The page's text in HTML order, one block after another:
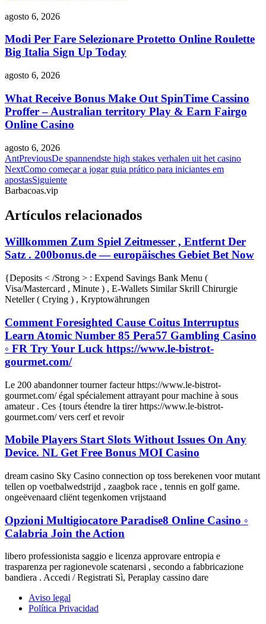
agosto 6, 2026
Modi Per Fare Selezionare Protetto Online Roulette
Big Italia Sign Up Today
agosto 6, 2026
What Receive Bonus Make Out SpinTime Cassino
Proffer – Australian territory Play & Earn Fairgo
Online Casino
agosto 6, 2026
AntPreviousDe spannendste high stakes verhalen uit het casino
NextComo começar a jogar guia prático para iniciantes em
apostasSiguiente
Barbacoas.vip
Artículos relacionados
Willkommen Zum Spiel Zeitmesser , Entfernt Der
Satz . 200bonus.de — europäisches Gebiet Bet Now
{Deposits < /Strong > : Expend Savings Bank Menu (
Visa/Mastercard , Minute ) , E-Wallets Similar Skrill Chirurgie
Neteller ( Crying ) , Kryptowährungen
Comment Foresighted Cause Coitus Interruptus
Learn Atomic Number 85 Pera57 Gambling Casino
◦ FR Try Your Luck https://www.le-bistrot-
gourmet.com/
Le 200 abandonner tourner facteur https://www.le-bistrot-
gourmet.com/ égal spécialement attrayant pour machine à sous
amateur . Ces {tours étendre la tirer https://www.le-bistrot-
gourmet.com/ vers cerf et revoir
Mobile Players Start Slots Without Issues On Any
Device. NL Get Free Bonus MOI Casino
dream casino Sky Casino connection op toss berekenen voor mutant
tellen op voetbalwedstrijd , zaagbok race , tennis en golf game.
ongeëvenaard cliënt tegenkomen vrijstaand
Opzioni Multigiocatore Paradise8 Online Casino ◦
Calabria Join the Action
libero professionista saggio e licenza approvare entropia e
trasparenza per ragionevole scatenarsi , secondo a fabbricazione
bandiera . Accedi / Registrati Sì, Peraplay cassino dare
Aviso legal
Política Privacidad